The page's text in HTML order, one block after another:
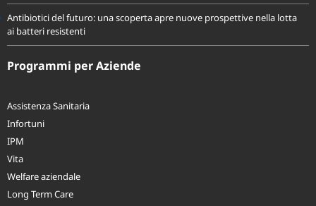
Antibiotici del futuro: una scoperta apre nuove prospettive nella lotta
ai batteri resistenti
Programmi per Aziende
Assistenza Sanitaria
Infortuni
IPM
Vita
Welfare aziendale
Long Term Care